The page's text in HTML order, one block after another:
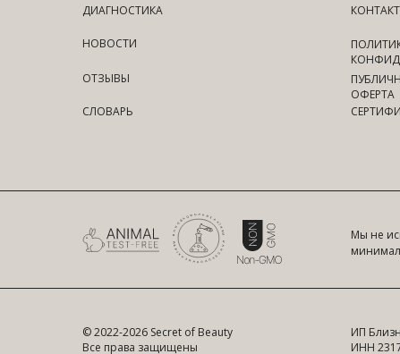
НОВОСТИ
ОТЗЫВЫ
СЛОВАРЬ
© 2022-2026 Secret of Beauty
Все права защищены
ДИАГНОСТИКА
ОФЕРТА
ИП
ИНН
Мы не